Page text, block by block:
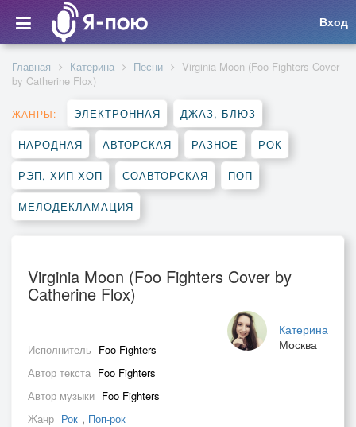
Вход
Главная Катерина Песни
Virginia Moon (Foo Fighters Cover
by Catherine Flox)
ЖАНРЫ: ЭЛЕКТРОННАЯ ДЖАЗ, БЛЮЗ
НАРОДНАЯ АВТОРСКАЯ РАЗНОЕ РОК
РЭП, ХИП-ХОП СОАВТОРСКАЯ ПОП
МЕЛОДЕКЛАМАЦИЯ
Virginia Moon (Foo Fighters Cover by
Catherine Flox)
Катерина
Москва
Исполнитель Foo Fighters
Автор текста Foo Fighters
Автор музыки Foo Fighters
Жанр Рок , Поп-рок